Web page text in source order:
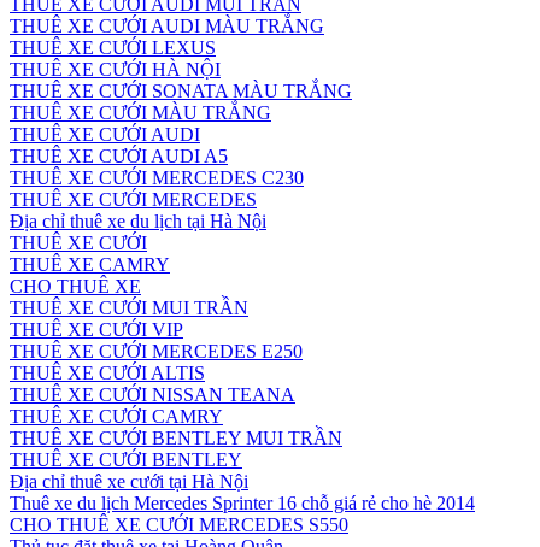
THUÊ XE CƯỚI AUDI MUI TRẦN
THUÊ XE CƯỚI AUDI MÀU TRẮNG
THUÊ XE CƯỚI LEXUS
THUÊ XE CƯỚI HÀ NỘI
THUÊ XE CƯỚI SONATA MÀU TRẮNG
THUÊ XE CƯỚI MÀU TRẮNG
THUÊ XE CƯỚI AUDI
THUÊ XE CƯỚI AUDI A5
THUÊ XE CƯỚI MERCEDES C230
THUÊ XE CƯỚI MERCEDES
Địa chỉ thuê xe du lịch tại Hà Nội
THUÊ XE CƯỚI
THUÊ XE CAMRY
CHO THUÊ XE
THUÊ XE CƯỚI MUI TRẦN
THUÊ XE CƯỚI VIP
THUÊ XE CƯỚI MERCEDES E250
THUÊ XE CƯỚI ALTIS
THUÊ XE CƯỚI NISSAN TEANA
THUÊ XE CƯỚI CAMRY
THUÊ XE CƯỚI BENTLEY MUI TRẦN
THUÊ XE CƯỚI BENTLEY
Địa chỉ thuê xe cưới tại Hà Nội
Thuê xe du lịch Mercedes Sprinter 16 chỗ giá rẻ cho hè 2014
CHO THUÊ XE CƯỚI MERCEDES S550